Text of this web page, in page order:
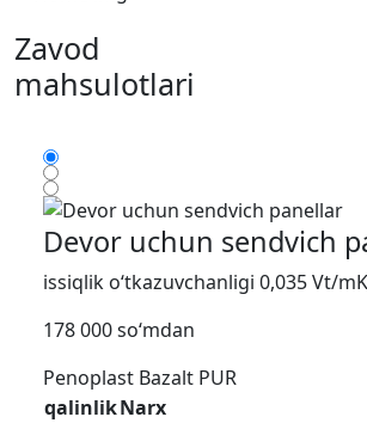
Zavod
mahsulotlari
Devor uchun sendvich
issiqlik o‘tkazuvchanligi 0,035 Vt/mK
178 000 so‘mdan
Penoplast Bazalt PUR
qalinlikNarx